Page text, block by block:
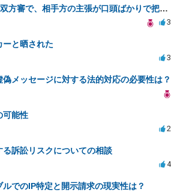
Xの開示請求の双方審で、相手方の主張が口頭ばかりで把握しきれません
3
ーと晒された
3
偽メッセージに対する法的対応の必要性は？
可能性
2
る訴訟リスクについての相談
4
でのIP特定と開示請求の現実性は？